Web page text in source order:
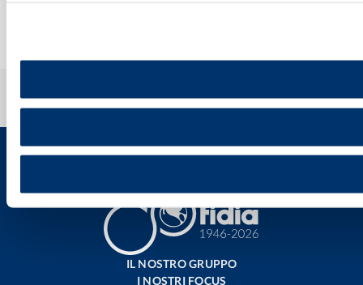
Home»Le nostre persone»Lavorare in Fidia
IL NOSTRO GRUPPO
I NOSTRI FOCUS